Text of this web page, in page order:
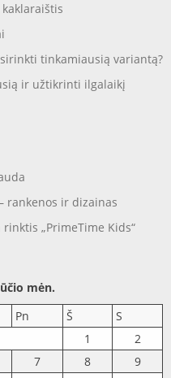
tinkamiausią variantą?
ir užtikrinti ilgalaikį
rankenos ir dizainas
„PrimeTime Kids“
mėn.
Pn Š
S
1
2
7 8
9